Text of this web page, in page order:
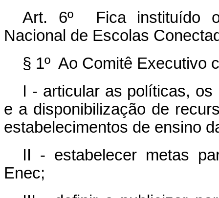
Art. 6º Fica instituído o
Nacional de Escolas
§ 1º Ao Comitê Executivo
I - articular as políticas,
e a disponibilização de
estabelecimentos de ensino
II - estabelecer metas
Enec;